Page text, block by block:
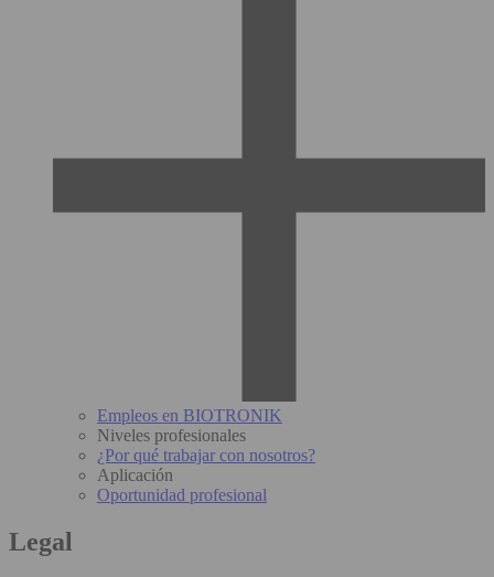
Empleos en BIOTRONIK
Niveles profesionales
¿Por qué trabajar con nosotros?
Aplicación
Oportunidad profesional
Legal